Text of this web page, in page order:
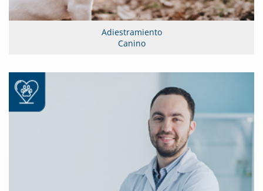
Adiestramiento
Canino